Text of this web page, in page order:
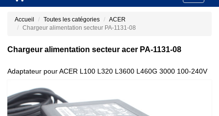
Accueil Toutes les catégories
ACER
Chargeur alimentation secteur PA-1131-08
Chargeur alimentation secteur acer PA-1131-08
Adaptateur pour ACER L100 L320 L3600 L460G 3000 100-240V
50-60Hz PA-1131-08